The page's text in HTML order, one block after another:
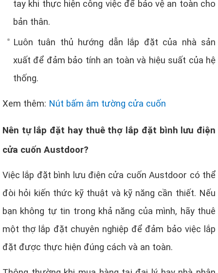
tay khi thực hiện công việc để bảo vệ an toàn cho
bản thân.
Luôn tuân thủ hướng dẫn lắp đặt của nhà sản
xuất để đảm bảo tính an toàn và hiệu suất của hệ
thống.
Xem thêm: Nút bấm âm tường cửa cuốn
Nên tự lắp đặt hay thuê thợ lắp đặt bình lưu điện
cửa cuốn Austdoor?
Việc lắp đặt bình lưu điện cửa cuốn Austdoor có thể
đòi hỏi kiến thức kỹ thuật và kỹ năng cần thiết. Nếu
bạn không tự tin trong khả năng của mình, hãy thuê
một thợ lắp đặt chuyên nghiệp để đảm bảo việc lắp
đặt được thực hiện đúng cách và an toàn.